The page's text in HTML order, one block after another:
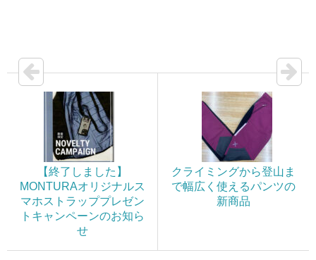
【終了しました】
MONTURAオリジナルス
マホストラッププレゼン
トキャンペーンのお知ら
せ
クライミングから登山ま
で幅広く使えるパンツの
新商品